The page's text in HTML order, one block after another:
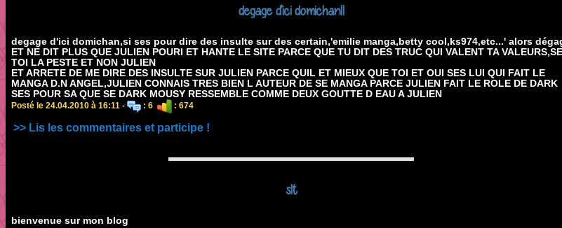
degage d'ici domichan!!
degage d'ici domichan,si ses pour dire des insulte sur des certain,'emilie manga,betty cool,ks974,etc...' alors
ET NE DIT PLUS QUE JULIEN POURI ET HANTE LE SITE PARCE QUE TU DIT DES TRUC QUI VALENT TA
TOI LA PESTE ET NON JULIEN
ET ARRETE DE ME DIRE DES INSULTE SUR JULIEN PARCE QUIL ET MIEUX QUE TOI ET OUI SES LUI QUI FAIT LE
MANGA D.N ANGEL,JULIEN CONNAIS TRES BIEN L AUTEUR DE SE MANGA PARCE JULIEN FAIT LE ROLE DE DARK
SES POUR SA QUE SE DARK MOUSY RESSEMBLE COMME DEUX GOUTTE D EAU A JULIEN
Posté le 24.04.2010 à 16:11 - : 6 : 674
>> Lis les commentaires et participe !
slt
bienvenue sur mon blog